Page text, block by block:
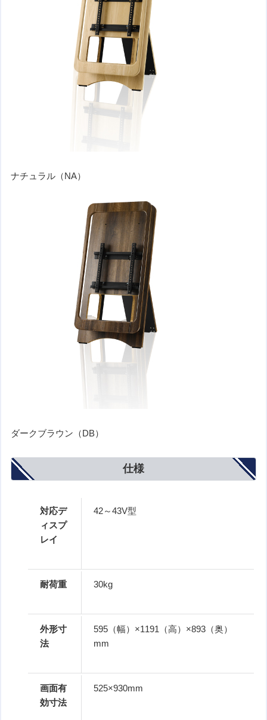
ナチュラル（NA）
ダークブラウン（DB）
仕様
対応デ
ィスプ
レイ
42～43V型
耐荷重 30kg
外形寸
法
595（幅）×1191（高）×893（奥）
mm
画面有
効寸法
525×930mm